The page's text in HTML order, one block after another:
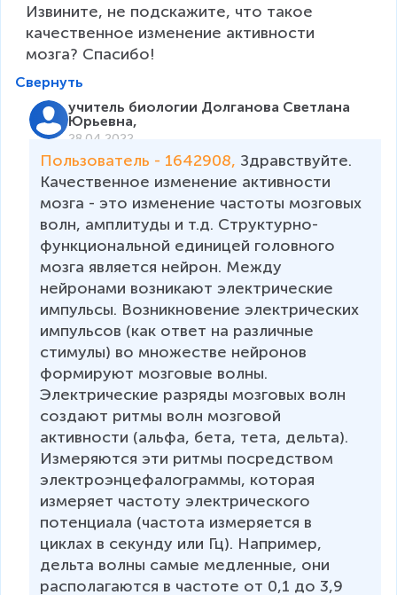
Извините, не подскажите, что такое
качественное изменение активности
мозга? Спасибо!
Свернуть
учитель биологии Долганова Светлана
Юрьевна,
28.04.2022
Пользователь - 1642908, Здравствуйте.
Качественное изменение активности
мозга - это изменение частоты мозговых
волн, амплитуды и т.д. Структурно-
функциональной единицей головного
мозга является нейрон. Между
нейронами возникают электрические
импульсы. Возникновение электрических
импульсов (как ответ на различные
стимулы) во множестве нейронов
формируют мозговые волны.
Электрические разряды мозговых волн
создают ритмы волн мозговой
активности (альфа, бета, тета, дельта).
Измеряются эти ритмы посредством
электроэнцефалограммы, которая
измеряет частоту электрического
потенциала (частота измеряется в
циклах в секунду или Гц). Например,
дельта волны самые медленные, они
располагаются в частоте от 0,1 до 3,9